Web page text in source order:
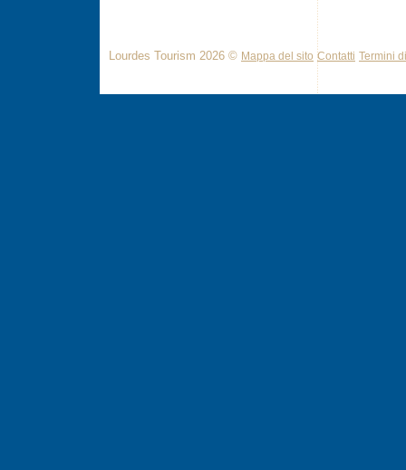
Lourdes Tourism 2026 © Mappa del sito Contatti Termini